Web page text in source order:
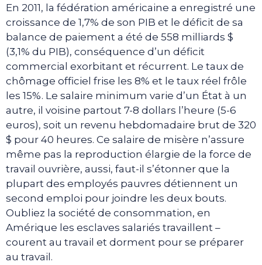
En 2011, la fédération américaine a enregistré une
croissance de 1,7% de son PIB et le déficit de sa
balance de paiement a été de 558 milliards $
(3,1% du PIB), conséquence d’un déficit
commercial exorbitant et récurrent. Le taux de
chômage officiel frise les 8% et le taux réel frôle
les 15%. Le salaire minimum varie d’un État à un
autre, il voisine partout 7-8 dollars l’heure (5-6
euros), soit un revenu hebdomadaire brut de 320
$ pour 40 heures. Ce salaire de misère n’assure
même pas la reproduction élargie de la force de
travail ouvrière, aussi, faut-il s’étonner que la
plupart des employés pauvres détiennent un
second emploi pour joindre les deux bouts.
Oubliez la société de consommation, en
Amérique les esclaves salariés travaillent –
courent au travail et dorment pour se préparer
au travail.